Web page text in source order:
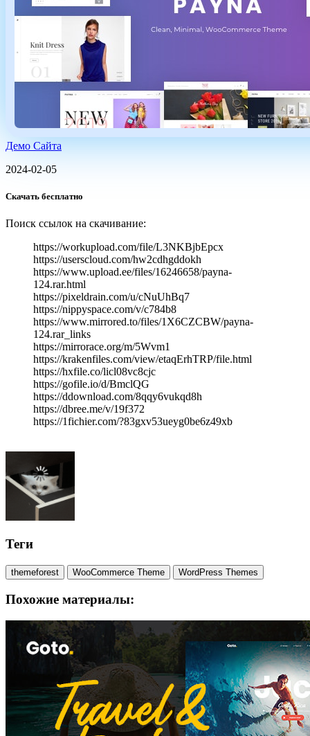
Демо Сайта
2024-02-05
Скачать бесплатно
Поиск ссылок на скачивание:
https://workupload.com/file/L3NKBjbEpcx
https://userscloud.com/hw2cdhgddokh
https://www.upload.ee/files/16246658/payna-
124.rar.html
https://pixeldrain.com/u/cNuUhBq7
https://nippyspace.com/v/c784b8
https://www.mirrored.to/files/1X6CZCBW/payna-
124.rar_links
https://mirrorace.org/m/5Wvm1
https://krakenfiles.com/view/etaqErhTRP/file.html
https://hxfile.co/licl08vc8cjc
https://gofile.io/d/BmclQG
https://ddownload.com/8qqy6vukqd8h
https://dbree.me/v/19f372
https://1fichier.com/?83gxv53ueyg0be6z49xb
Теги
themeforest WooCommerce Theme WordPress Themes
Похожие материалы: